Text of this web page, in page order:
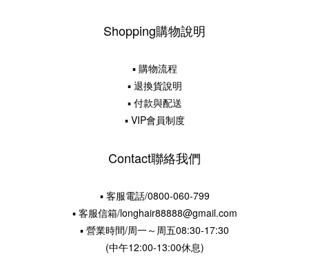
Shopping購物說明
▪ 購物流程
▪ 退換貨說明
▪ 付款與配送
▪ VIP會員制度
Contact聯絡我們
▪ 客服電話/0800-060-799
▪ 客服信箱/longhair88888@gmail.com
▪ 營業時間/周一～周五08:30-17:30
(中午12:00-13:00休息)